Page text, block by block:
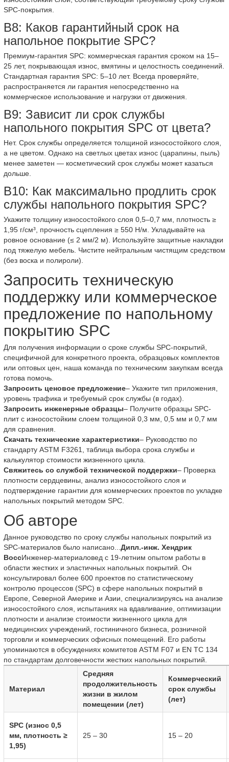
SPC-покрытия.
В8: Каков гарантийный срок на
напольное покрытие SPC?
Премиум-гарантия SPC: коммерческая гарантия сроком на 15–
25 лет, покрывающая износ, вмятины и целостность соединений.
Стандартная гарантия SPC: 5–10 лет. Всегда проверяйте,
распространяется ли гарантия непосредственно на
коммерческое использование и нагрузки от движения.
В9: Зависит ли срок службы
напольного покрытия SPC от цвета?
Нет. Срок службы определяется толщиной износостойкого слоя,
а не цветом. Однако на светлых цветах износ (царапины, пыль)
менее заметен — косметический срок службы может казаться
дольше.
В10: Как максимально продлить срок
службы напольного покрытия SPC?
Укажите толщину износостойкого слоя 0,5–0,7 мм, плотность ≥
1,95 г/см³, прочность сцепления ≥ 550 Н/м. Укладывайте на
ровное основание (≤ 2 мм/2 м). Используйте защитные накладки
под тяжелую мебель. Чистите нейтральным чистящим средством
(без воска и полироли).
Запросить техническую
поддержку или коммерческое
предложение по напольному
покрытию SPC
Для получения информации о сроке службы SPC-покрытий,
специфичной для конкретного проекта, образцовых комплектов
или оптовых цен, наша команда по техническим закупкам всегда
готова помочь.
Запросить ценовое предложение– Укажите тип приложения,
уровень трафика и требуемый срок службы (в годах).
Запросить инженерные образцы– Получите образцы SPC-
плит с износостойким слоем толщиной 0,3 мм, 0,5 мм и 0,7 мм
для сравнения.
Скачать технические характеристики– Руководство по
стандарту ASTM F3261, таблица выбора срока службы и
калькулятор стоимости жизненного цикла.
Свяжитесь со службой технической поддержки– Проверка
плотности сердцевины, анализ износостойкого слоя и
подтверждение гарантии для коммерческих проектов по укладке
напольных покрытий методом SPC.
Об авторе
Данное руководство по сроку службы напольных покрытий из
SPC-материалов было написано...Дипл.-инж. Хендрик
ВоссИнженер-материаловед с 19-летним опытом работы в
области жестких и эластичных напольных покрытий. Он
консультировал более 600 проектов по статистическому
контролю процессов (SPC) в сфере напольных покрытий в
Европе, Северной Америке и Азии, специализируясь на анализе
износостойкого слоя, испытаниях на вдавливание, оптимизации
плотности и анализе стоимости жизненного цикла для
медицинских учреждений, гостиничного бизнеса, розничной
торговли и коммерческих офисных помещений. Его работы
упоминаются в обсуждениях комитетов ASTM F07 и EN TC 134
по стандартам долговечности жестких напольных покрытий.
Материал
Средняя
продолжительность
жизни в жилом
помещении (лет)
Коммерческий
срок службы
(лет)
SPC (износ 0,5
мм, плотность ≥
1,95)
25 – 30 15 – 20